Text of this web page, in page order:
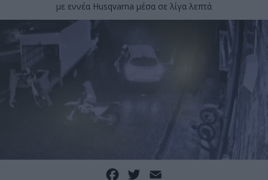
με εννέα Husqvarna μέσα σε λίγα λεπτά
Facebook
Twitter